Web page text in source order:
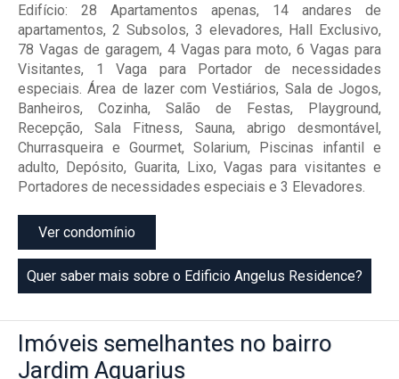
Edifício: 28 Apartamentos apenas, 14 andares de
apartamentos, 2 Subsolos, 3 elevadores, Hall Exclusivo,
78 Vagas de garagem, 4 Vagas para moto, 6 Vagas para
Visitantes, 1 Vaga para Portador de necessidades
especiais. Área de lazer com Vestiários, Sala de Jogos,
Banheiros, Cozinha, Salão de Festas, Playground,
Recepção, Sala Fitness, Sauna, abrigo desmontável,
Churrasqueira e Gourmet, Solarium, Piscinas infantil e
adulto, Depósito, Guarita, Lixo, Vagas para visitantes e
Portadores de necessidades especiais e 3 Elevadores.
Ver condomínio
Quer saber mais sobre o Edificio Angelus Residence?
Imóveis semelhantes no bairro
Jardim Aquarius